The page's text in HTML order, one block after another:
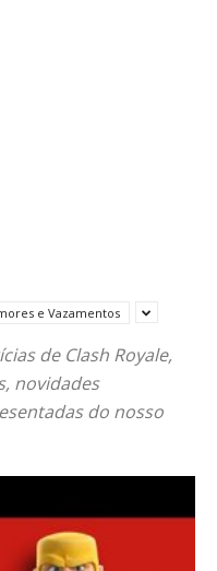
e Vazamentos
de Clash Royale,
novidades
do nosso